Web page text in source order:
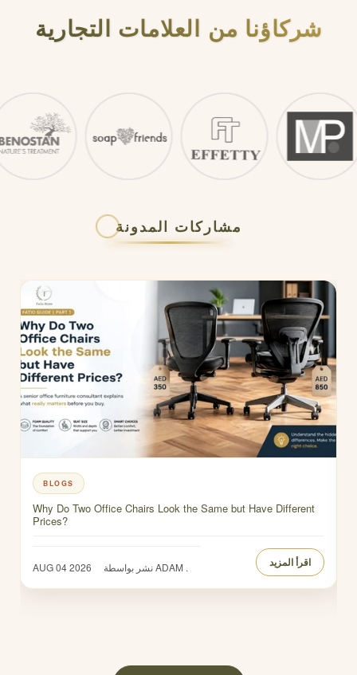
شركاؤنا من العلامات التجارية
مشاركات المدونة
BLOGS
Why Do Two Office Chairs Look the Same but Have Different
Prices?
AUG 04 2026 نشر بواسطة ADAM . اقرأ المزيد